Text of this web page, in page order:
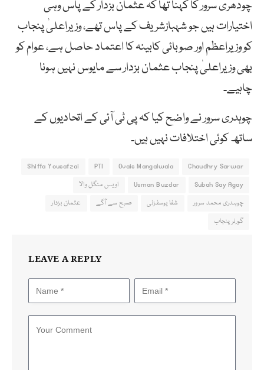
چودھری سرور کا کہنا تھا کہ عثمان بزدار کے پاس وہی
اختیارات ہیں جو شہبازشریف کے پاس تھے، وزیراعلیٰ پنجاب
کو وزیراعظم اور صوبائی کابینہ کا اعتماد حاصل ہے، عوام کو
بھی وزیراعلیٰ پنجاب عثمان بزدار سے مایوس نہیں ہونا
چاہیے۔
چوہدری سرور نے واضح کیا کہ پی ٹی آئی کے اتحادیوں کے
ساتھ کوئی اختلافات نہیں ہیں۔
Chaudhry Sarwar
Ovais Mangalwala
PTI
Shiffa Yousafzai
Subah Say Agay
Usman Buzdar
اویس منگل والا
چوہدری محمد سرور
شفا یوسفزئی صبح سے آگے
عثمان بزدار
گورنر پنجاب
LEAVE A REPLY